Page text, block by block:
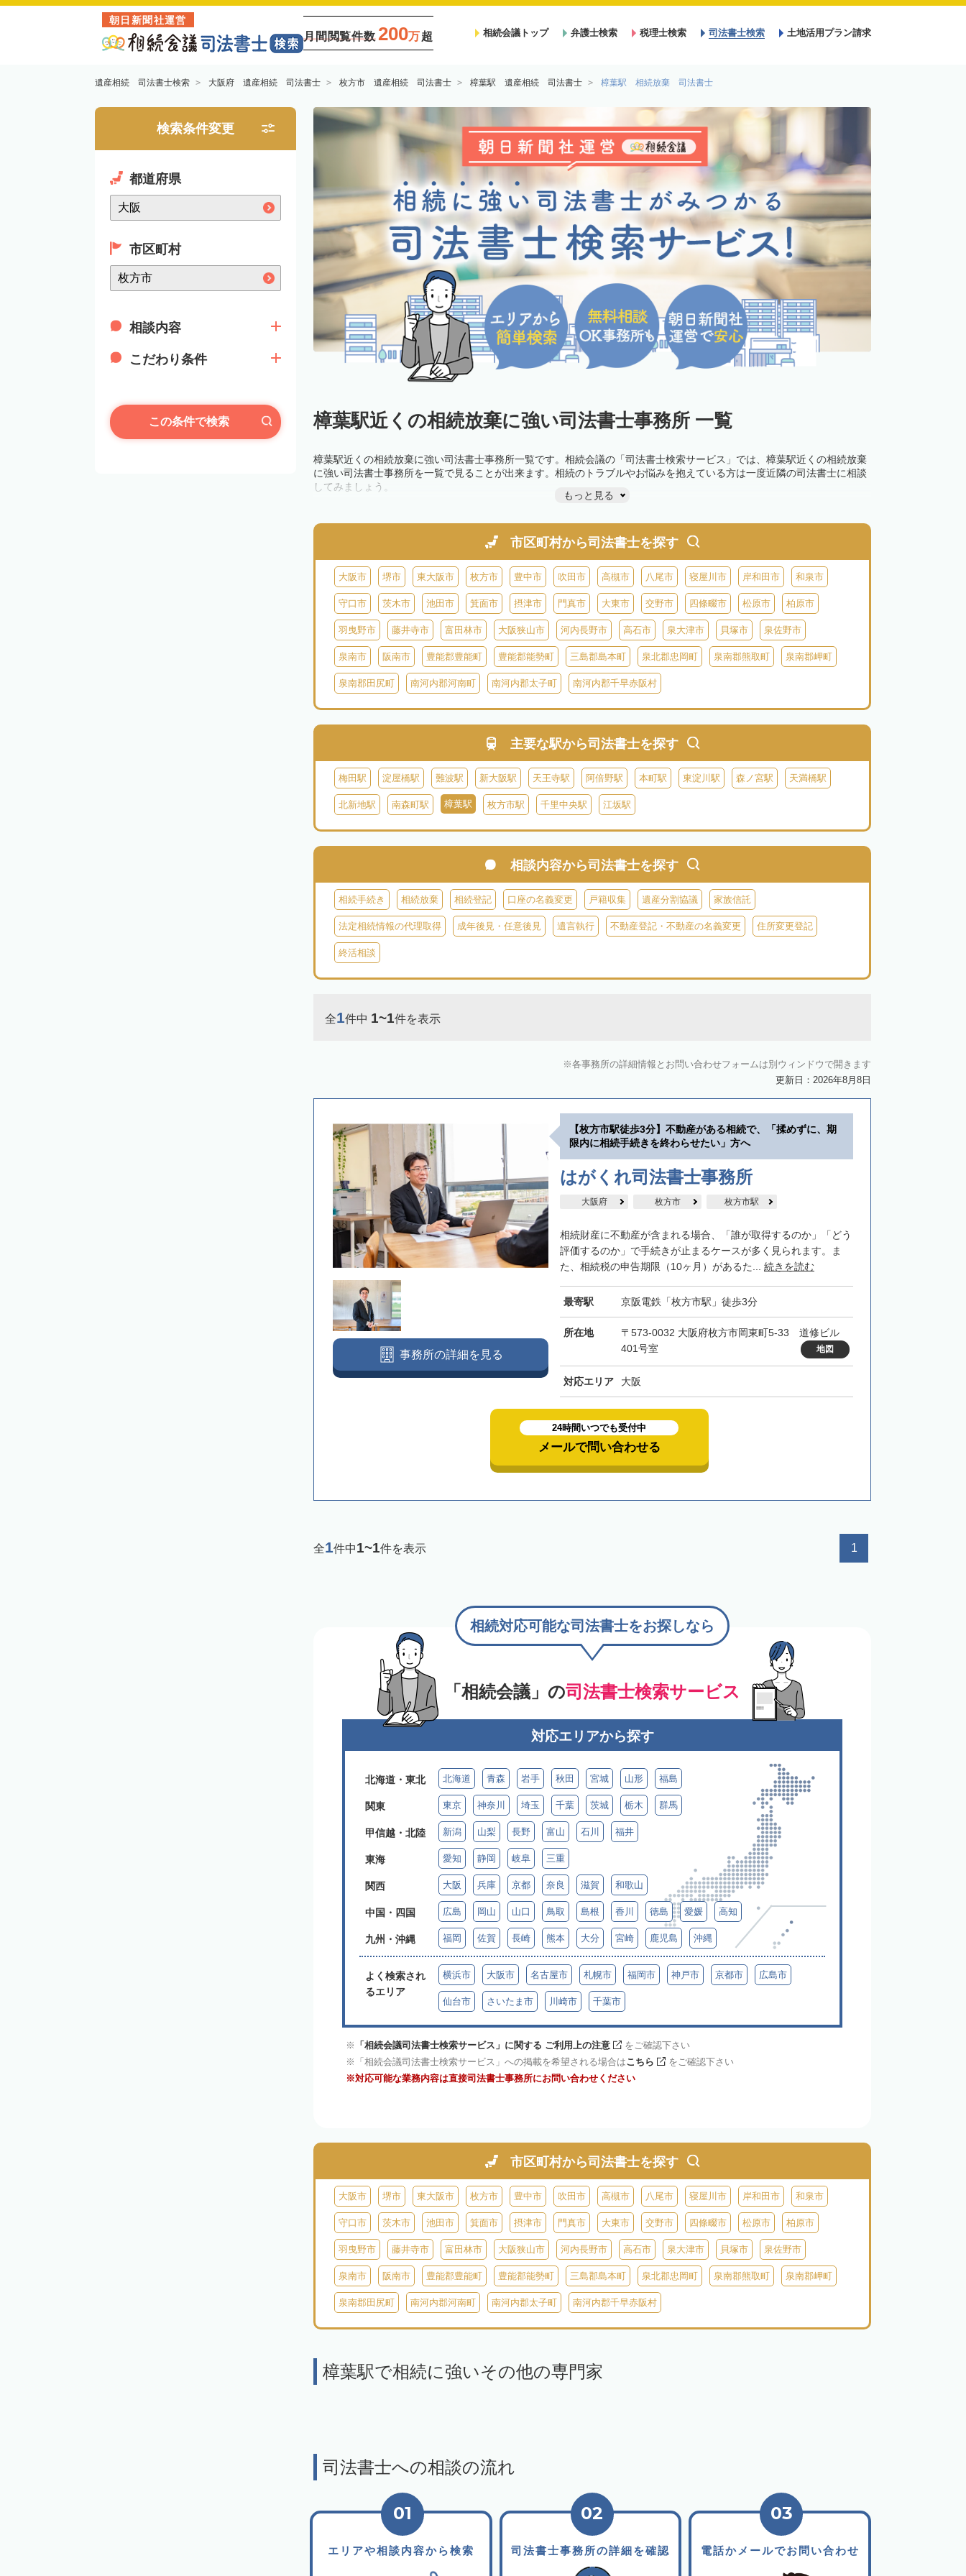
朝日新聞社運営
月間閲覧件数 200万超 相続会議トップ 弁護士検索 税理士検索 司法書士検索 土地活用プラン請求
遺産相続 司法書士検索 大阪府 遺産相続 司法書士 枚方市 遺産相続 司法書士 樟葉駅 遺産相続 司法書士 樟葉駅 相続放棄 司法書士
検索条件変更
都道府県
市区町村
相談内容
こだわり条件
この条件で検索 樟葉駅近くの相続放棄に強い司法書士事務所 一覧
樟葉駅近くの相続放棄に強い司法書士事務所一覧です。相続会議の「司法書士検索サービス」では、樟葉駅近くの相続放棄
に強い司法書士事務所を一覧で見ることが出来ます。相続のトラブルやお悩みを抱えている方は一度近隣の司法書士に相談
してみましょう。
もっと見る
市区町村から司法書士を探す
大阪市 堺市 東大阪市 枚方市 豊中市 吹田市 高槻市 八尾市 寝屋川市 岸和田市 和泉市
守口市 茨木市 池田市 箕面市 摂津市 門真市 大東市 交野市 四條畷市 松原市 柏原市
羽曳野市 藤井寺市 富田林市 大阪狭山市 河内長野市 高石市 泉大津市 貝塚市 泉佐野市
泉南市 阪南市 豊能郡豊能町 豊能郡能勢町 三島郡島本町 泉北郡忠岡町 泉南郡熊取町 泉南郡岬町
泉南郡田尻町 南河内郡河南町 南河内郡太子町 南河内郡千早赤阪村
主要な駅から司法書士を探す
梅田駅 淀屋橋駅 難波駅 新大阪駅 天王寺駅 阿倍野駅 本町駅 東淀川駅 森ノ宮駅 天満橋駅
北新地駅 南森町駅 樟葉駅 枚方市駅 千里中央駅 江坂駅
相談内容から司法書士を探す
相続手続き 相続放棄 相続登記 口座の名義変更 戸籍収集 遺産分割協議 家族信託
法定相続情報の代理取得 成年後見・任意後見 遺言執行 不動産登記・不動産の名義変更 住所変更登記
終活相談
全1件中 1~1件を表示
各事務所の詳細情報とお問い合わせフォームは別ウィンドウで開きます
更新日：2026年8月8日
【枚方市駅徒歩3分】不動産がある相続で、「揉めずに、期
限内に相続手続きを終わらせたい」方へ
はがくれ司法書士事務所
大阪府 枚方市 枚方市駅
相続財産に不動産が含まれる場合、「誰が取得するのか」「どう
評価するのか」で手続きが止まるケースが多く見られます。ま
た、相続税の申告期限（10ヶ月）があるた... 続きを読む
最寄駅 京阪電鉄「枚方市駅」徒歩3分
所在地
〒573-0032 大阪府枚方市岡東町5-33 道修ビル
401号室
地図
対応エリア 大阪
事務所の詳細を見る
24時間いつでも受付中
メールで問い合わせる
全1件中1~1件を表示 1
「相続会議」の司法書士検索サービス
相続対応可能な司法書士をお探しなら
対応エリアから探す
北海道・東北 北海道 青森 岩手 秋田 宮城 山形 福島
関東 東京 神奈川 埼玉 千葉 茨城 栃木 群馬
甲信越・北陸 新潟 山梨 長野 富山 石川 福井
東海 愛知 静岡 岐阜 三重
関西 大阪 兵庫 京都 奈良 滋賀 和歌山
中国・四国 広島 岡山 山口 鳥取 島根 香川 徳島 愛媛 高知
九州・沖縄 福岡 佐賀 長崎 熊本 大分 宮崎 鹿児島 沖縄
よく検索され
るエリア
横浜市 大阪市 名古屋市 札幌市 福岡市 神戸市 京都市 広島市
仙台市 さいたま市 川崎市 千葉市
「相続会議司法書士検索サービス」に関する ご利用上の注意
をご確認下さい
「相続会議司法書士検索サービス」への掲載を希望される場合はこちら
をご確認下さい
対応可能な業務内容は直接司法書士事務所にお問い合わせください
市区町村から司法書士を探す
大阪市 堺市 東大阪市 枚方市 豊中市 吹田市 高槻市 八尾市 寝屋川市 岸和田市 和泉市
守口市 茨木市 池田市 箕面市 摂津市 門真市 大東市 交野市 四條畷市 松原市 柏原市
羽曳野市 藤井寺市 富田林市 大阪狭山市 河内長野市 高石市 泉大津市 貝塚市 泉佐野市
泉南市 阪南市 豊能郡豊能町 豊能郡能勢町 三島郡島本町 泉北郡忠岡町 泉南郡熊取町 泉南郡岬町
泉南郡田尻町 南河内郡河南町 南河内郡太子町 南河内郡千早赤阪村
樟葉駅で相続に強いその他の専門家
司法書士への相談の流れ
エリアや相談内容から検索
01
司法書士事務所の詳細を確認
02
電話かメールでお問い合わせ
03